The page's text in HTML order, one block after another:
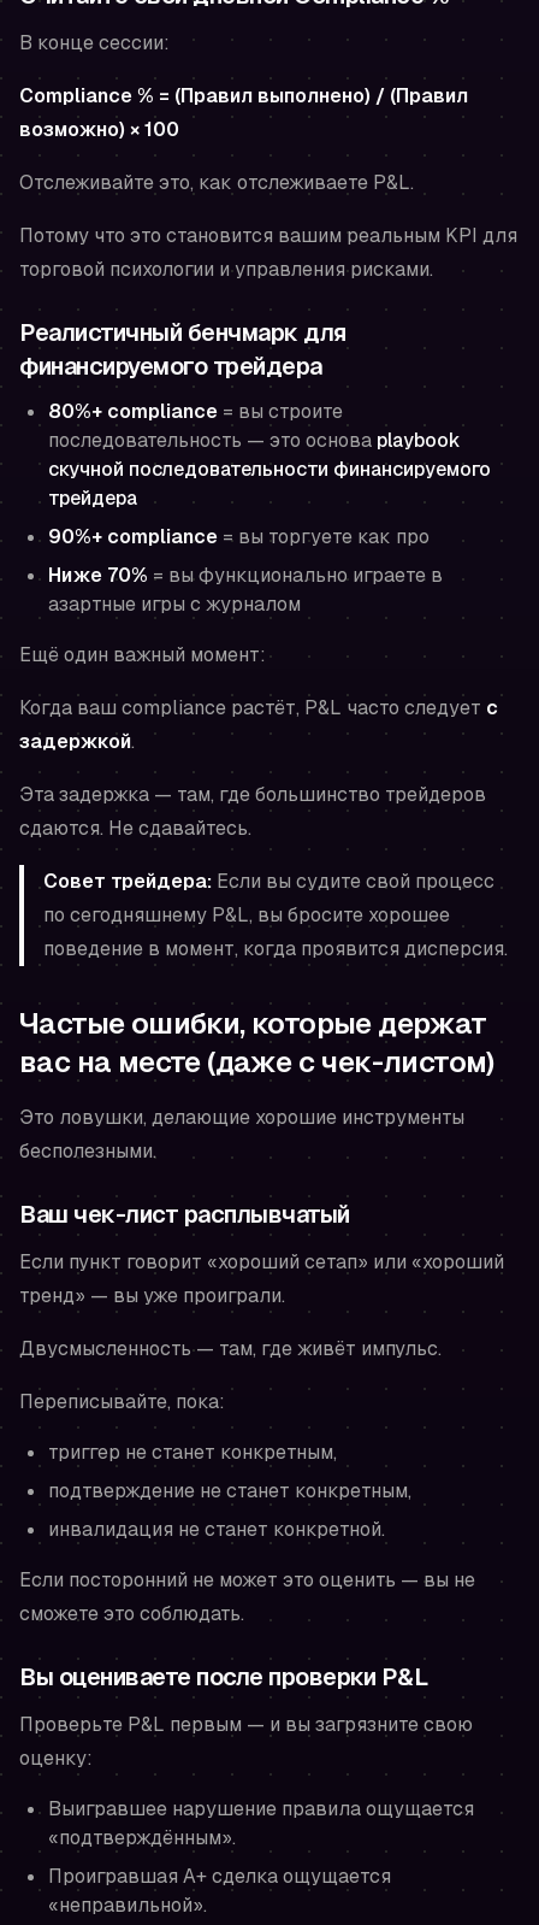
В конце сессии:
Compliance % = (Правил выполнено) / (Правил
возможно) × 100
Отслеживайте это, как отслеживаете P&L.
Потому что это становится вашим реальным KPI для
торговой психологии и управления рисками.
Реалистичный бенчмарк для
финансируемого трейдера
80%+ compliance = вы строите
последовательность — это основа playbook
скучной последовательности финансируемого
трейдера
90%+ compliance = вы торгуете как про
Ниже 70% = вы функционально играете в
азартные игры с журналом
Ещё один важный момент:
Когда ваш compliance растёт, P&L часто следует с
задержкой.
Эта задержка — там, где большинство трейдеров
сдаются. Не сдавайтесь.
Совет трейдера: Если вы судите свой процесс
по сегодняшнему P&L, вы бросите хорошее
поведение в момент, когда проявится дисперсия.
Частые ошибки, которые держат
вас на месте (даже с чек-листом)
Это ловушки, делающие хорошие инструменты
бесполезными.
Ваш чек-лист расплывчатый
Если пункт говорит «хороший сетап» или «хороший
тренд» — вы уже проиграли.
Двусмысленность — там, где живёт импульс.
Переписывайте, пока:
триггер не станет конкретным,
подтверждение не станет конкретным,
инвалидация не станет конкретной.
Если посторонний не может это оценить — вы не
сможете это соблюдать.
Вы оцениваете после проверки P&L
Проверьте P&L первым — и вы загрязните свою
оценку:
Выигравшее нарушение правила ощущается
«подтверждённым».
Проигравшая A+ сделка ощущается
«неправильной».